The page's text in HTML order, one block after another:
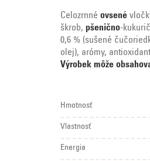
Celozrnné ovsené
škrob, pšenično-
0,6 % (sušené
olej), arómy,
Výrobek môže
Hmotnosť
Vlastnosť
Energia